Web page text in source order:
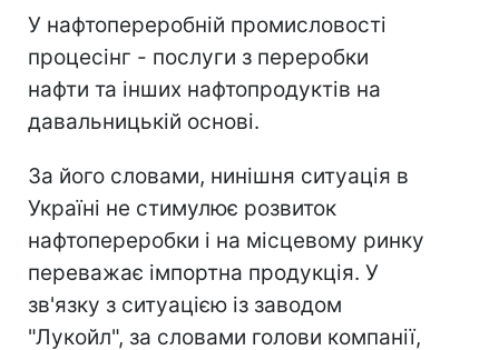
У нафтопереробній промисловості
процесінг - послуги з переробки
нафти та інших нафтопродуктів на
давальницькій основі.
За його словами, нинішня ситуація в
Україні не стимулює розвиток
нафтопереробки і на місцевому ринку
переважає імпортна продукція. У
зв'язку з ситуацією із заводом
"Лукойл", за словами голови компанії,